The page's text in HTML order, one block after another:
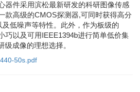
器件采用滨松最新研发的科研图像传感
款高级的CMOS探测器,可同时获得高分
低噪声等特性。此外，作为板级的
巧以及可用IEEE1394b进行简单低价集
级成像的理想选择。
50s.pdf